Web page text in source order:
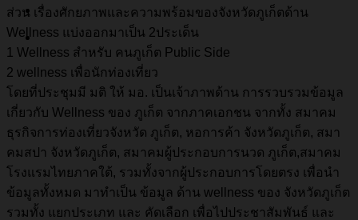
ส่วน เรื่องศักยภาพและความพร้อมของจังหวัดภูเก็ตด้าน
Wellness แบ่งออกมาเป็น 2ประเด็น
1 Wellness สำหรับ คนภูเก็ต Public Side
2 wellness เพื่อนักท่องเที่ยว
โดยที่ประชุมมี มติ ให้ มอ. เป็นเจ้าภาพด้าน การรวบรวมข้อมูล
เกี่ยวกับ Wellness ของ ภูเก็ต จากภาคเอกชน จากทั้ง สมาคม
ธุรกิจการท่องเที่ยวจังหวัด ภูเก็ต, หอการค้า จังหวัดภูเก็ต, สมา
คมสปา จังหวัดภูเก็ต, สมาคมผู้ประกอบการนวด ภูเก็ต,สมาคม
โรงแรมไทยภาคใต้, รวมทั้งจากผู้ประกอบการโดยตรง เพื่อนำ
ข้อมูลทั้งหมด มาทำเป็น ข้อมูล ด้าน wellness ของ จังหวัดภูเก็ต
รวมทั้ง แยกประเภท และ คัดเลือก เพื่อไปประชาสัมพันธ์ และ